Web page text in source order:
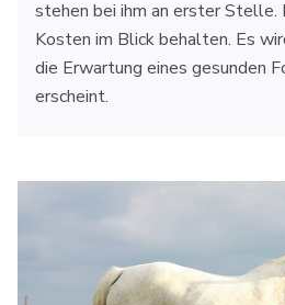
stehen bei ihm an erster Stelle.
Kosten im Blick behalten. Es
die Erwartung eines gesunden
erscheint.